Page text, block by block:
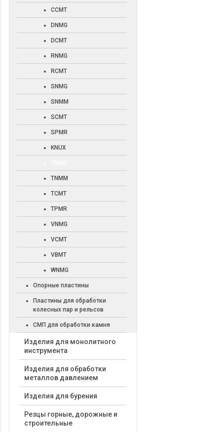
CCMT
DNMG
DCMT
RNMG
RCMT
SNMG
SNMM
SCMT
SPMR
KNUX
TNMM
TCMT
TPMR
VNMG
VCMT
VBMT
WNMG
Опорные пластины
Пластины для обработки
колесных пар и рельсов
СМП для обработки камня
Изделия для монолитного
инструмента
Изделия для обработки
металлов давлением
Изделия для бурения
Резцы горные, дорожные и
строительные